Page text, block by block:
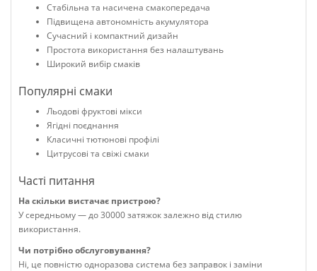
Стабільна та насичена смакопередача
Підвищена автономність акумулятора
Сучасний і компактний дизайн
Простота використання без налаштувань
Широкий вибір смаків
Популярні смаки
Льодові фруктові мікси
Ягідні поєднання
Класичні тютюнові профілі
Цитрусові та свіжі смаки
Часті питання
На скільки вистачає пристрою?
У середньому — до 30000 затяжок залежно від стилю
використання.
Чи потрібно обслуговування?
Ні, це повністю одноразова система без заправок і заміни